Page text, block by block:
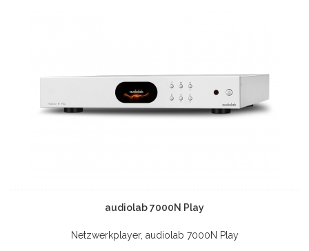
audiolab 7000N Play
Netzwerkplayer, audiolab 7000N Play